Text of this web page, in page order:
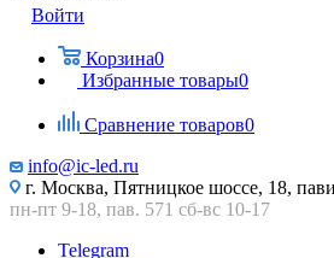
Войти
Корзина0
Избранные товары0
Сравнение товаров0
info@ic-led.ru
г. Москва, Пятницкое шоссе, 18,
пн-пт 9-18, пав. 571 сб-вс 10-17
Telegram